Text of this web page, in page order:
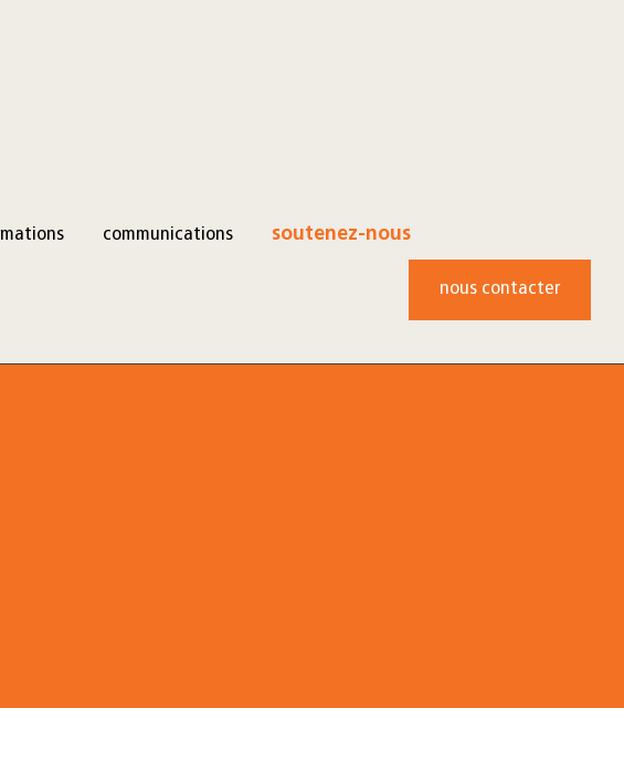
communications soutenez-nous
nous contacter